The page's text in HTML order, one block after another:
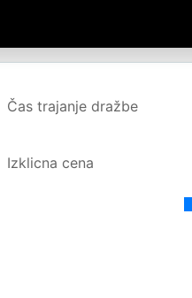
Čas trajanje dražbe
Izklicna cena